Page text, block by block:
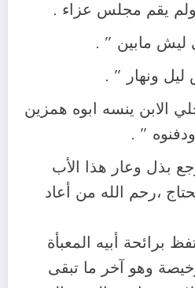
ولم يقم مجلس عزاء .
مابين ” .
ونهار ” .
الابن ينسه ابوه همزين
” .
بذل وعار هذا الأب
،رحم الله من أعاد
برائحة أبيه المعبأة
وهو آخر ما تبقى